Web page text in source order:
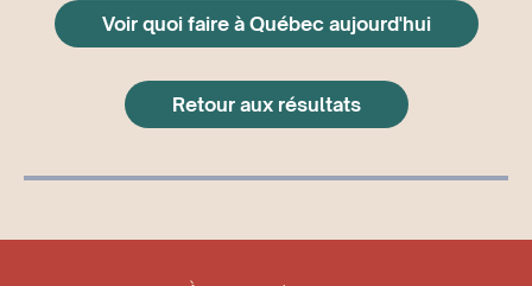
Voir quoi faire à Québec aujourd'hui
Retour aux résultats